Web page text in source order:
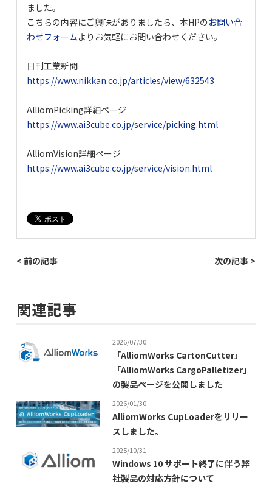
ました。
こちらの内容にご興味がありましたら、本HPのお問い合
わせフォームよりお気軽にお問い合わせください。
日刊工業新聞
https://www.nikkan.co.jp/articles/view/632543
AlliomPicking詳細ページ
https://www.ai3cube.co.jp/service/picking.html
AlliomVision詳細ページ
https://www.ai3cube.co.jp/service/vision.html
< 前の記事 次の記事 >
関連記事
2026/07/30
「AlliomWorks CartonCutter」
「AlliomWorks CargoPalletizer」
の製品ページを公開しました
2026/01/30
AlliomWorks CupLoaderをリリー
スしました。
2025/10/31
Windows 10 サポート終了に伴う弊
社製品の対応方針について